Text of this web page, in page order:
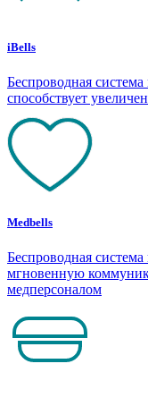
iBells
Беспроводная
способствует
Medbells
Беспроводная
мгновенную
медперсоналом